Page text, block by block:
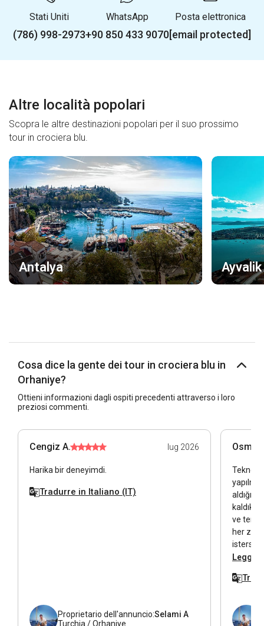
Stati Uniti
(786) 998-2973
WhatsApp
+90 850 433 9070
Posta elettronica
[email protected]
Altre località popolari
Scopra le altre destinazioni popolari per il suo prossimo
tour in crociera blu.
Antalya Ayvalik
Cosa dice la gente dei tour in crociera blu in
Orhaniye?
Ottieni informazioni dagli ospiti precedenti attraverso i loro
preziosi commenti.
Cengiz A. lug 2026
Harika bir deneyimdi.
Tradurre in Italiano (IT)
Proprietario dell'annuncio:Selami A
Turchia / Orhaniye
Tekne
kaldık.
ve
her
istersen
Leggi